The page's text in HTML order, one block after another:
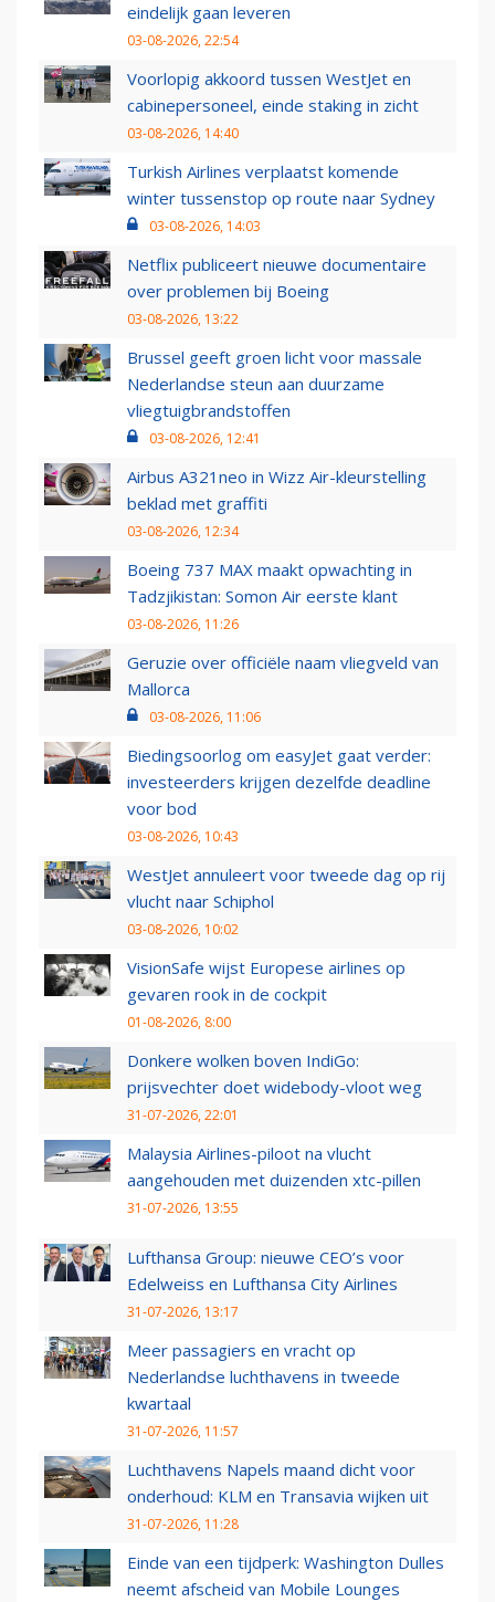
eindelijk gaan leveren
03-08-2026, 22:54
Voorlopig akkoord tussen WestJet en
cabinepersoneel, einde staking in zicht
03-08-2026, 14:40
Turkish Airlines verplaatst komende
winter tussenstop op route naar Sydney
03-08-2026, 14:03
Netflix publiceert nieuwe documentaire
over problemen bij Boeing
03-08-2026, 13:22
Brussel geeft groen licht voor massale
Nederlandse steun aan duurzame
vliegtuigbrandstoffen
03-08-2026, 12:41
Airbus A321neo in Wizz Air-kleurstelling
beklad met graffiti
03-08-2026, 12:34
Boeing 737 MAX maakt opwachting in
Tadzjikistan: Somon Air eerste klant
03-08-2026, 11:26
Geruzie over officiële naam vliegveld van
Mallorca
03-08-2026, 11:06
Biedingsoorlog om easyJet gaat verder:
investeerders krijgen dezelfde deadline
voor bod
03-08-2026, 10:43
WestJet annuleert voor tweede dag op rij
vlucht naar Schiphol
03-08-2026, 10:02
VisionSafe wijst Europese airlines op
gevaren rook in de cockpit
01-08-2026, 8:00
Donkere wolken boven IndiGo:
prijsvechter doet widebody-vloot weg
31-07-2026, 22:01
Malaysia Airlines-piloot na vlucht
aangehouden met duizenden xtc-pillen
31-07-2026, 13:55
Lufthansa Group: nieuwe CEO’s voor
Edelweiss en Lufthansa City Airlines
31-07-2026, 13:17
Meer passagiers en vracht op
Nederlandse luchthavens in tweede
kwartaal
31-07-2026, 11:57
Luchthavens Napels maand dicht voor
onderhoud: KLM en Transavia wijken uit
31-07-2026, 11:28
Einde van een tijdperk: Washington Dulles
neemt afscheid van Mobile Lounges